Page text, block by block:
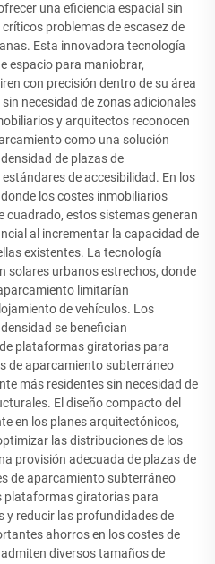
una eficiencia espacial sin
problemas de escasez de
Esta innovadora tecnología
espacio para maniobrar,
con precisión dentro de su área
necesidad de zonas adicionales
y arquitectos reconocen
como una solución
de plazas de
de accesibilidad. En los
los costes inmobiliarios
cuadrado, estos sistemas generan
al incrementar la capacidad de
existentes. La tecnología
solares urbanos estrechos, donde
limitarían
de vehículos. Los
se benefician
plataformas giratorias para
de aparcamiento subterráneo
más residentes sin necesidad de
El diseño compacto del
en los planes arquitectónicos,
las distribuciones de los
provisión adecuada de plazas de
de aparcamiento subterráneo
plataformas giratorias para
y reducir las profundidades de
ahorros en los costes de
diversos tamaños de